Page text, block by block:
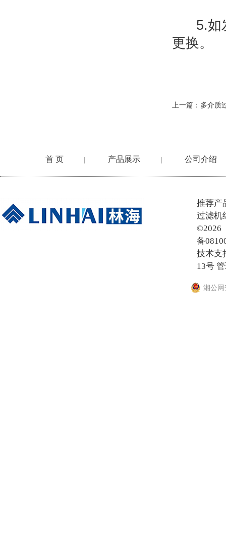
5.如发
更换。
上一篇： 多介质
首 页 | 产品展示 | 公司介绍
推荐产
过滤机
©2026
备
技术支
13号
湘公